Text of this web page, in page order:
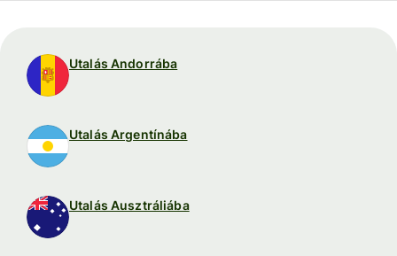
Utalás Andorrába
Utalás Argentínába
Utalás Ausztráliába